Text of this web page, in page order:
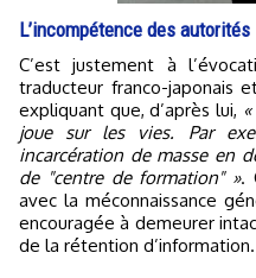
L’incompétence des autorités
C’est justement à l’évocation du travail forcé que Léo,
traducteur franco-japonais
expliquant que, d’après lui,
joue sur les vies. Par
incarcération de masse en
de "centre de formation" ».
avec la méconnaissance
encouragée à demeurer
de la rétention d’information.